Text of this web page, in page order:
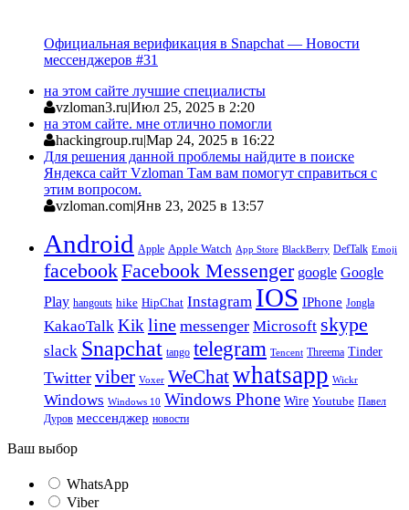
Официальная верификация в Snapchat — Новости
мессенджеров #31
на этом сайте лучшие специалисты
vzloman3.ru|Июл 25, 2025 в 2:20
на этом сайте. мне отлично помогли
hackingroup.ru|Мар 24, 2025 в 16:22
Для решения данной проблемы найдите в поиске
Яндекса сайт Vzloman Там вам помогут справиться с
этим вопросом.
vzloman.com|Янв 23, 2025 в 13:57
Android Apple Apple Watch App Store BlackBerry DefTalk Emoji
facebookFacebook Messenger google Google
Play hangouts hike HipChat Instagram IOS IPhone Jongla
KakaoTalk Kik line messenger Microsoft skype
slack Snapchat tango telegram Tencent Threema Tinder
Twitter viber Voxer WeChatwhatsapp Wickr
Windows Windows 10 Windows Phone Wire Youtube Павел
Дуров мессенджер новости
Ваш выбор
WhatsApp
Viber